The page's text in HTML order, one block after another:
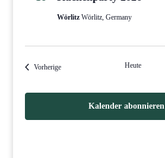
Wörlitz Wörlitz, Germany
VorherigeVeranstaltungen Heute
Kalender abonnieren